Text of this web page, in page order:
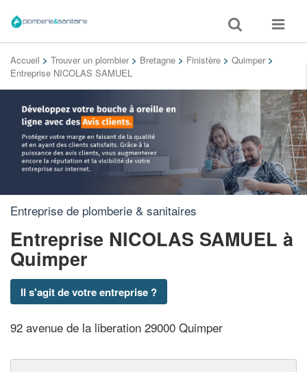
Toggle
search
Toggle
Accueil > Trouver un plombier > Bretagne > Finistère > Quimper >
Entreprise NICOLAS SAMUEL
Entreprise de plomberie & sanitaires
Entreprise NICOLAS SAMUEL à
Quimper
Il s'agit de votre entreprise ?
92 avenue de la liberation 29000 Quimper